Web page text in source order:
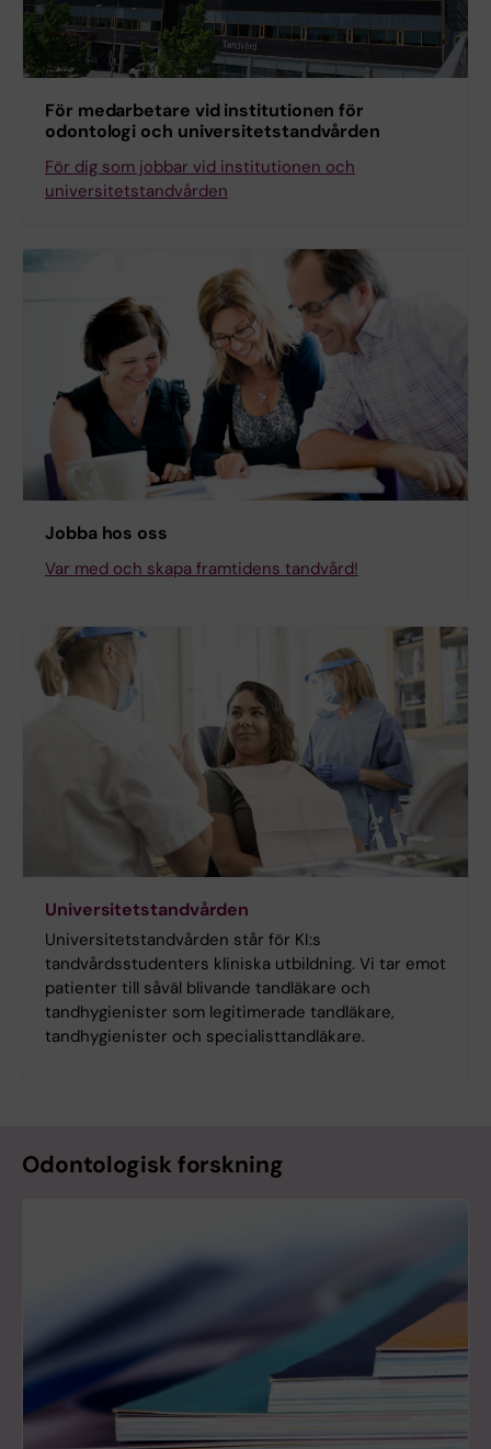
För medarbetare vid institutionen för
odontologi och universitetstandvården
För dig som jobbar vid institutionen och
universitetstandvården
Jobba hos oss
Var med och skapa framtidens tandvård!
Universitetstandvården
Universitetstandvården står för KI:s
tandvårdsstudenters kliniska utbildning. Vi tar emot
patienter till såväl blivande tandläkare och
tandhygienister som legitimerade tandläkare,
tandhygienister och specialisttandläkare.
Odontologisk forskning